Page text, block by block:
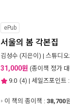
ePub
서울의 봄 각본집
김성수 (지은이) | 스튜디오
31,000원 (종이책 정가 대
9.0 (4) | 세일즈포인트 :
이 책의 종이책 : 38,700